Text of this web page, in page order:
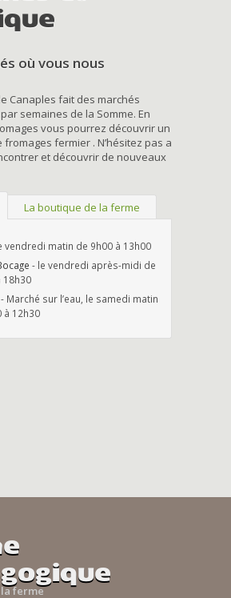
où vous nous
Canaples fait des marchés
semaines de la Somme. En
vous pourrez découvrir un
fermier . N’hésitez pas a
et découvrir de nouveaux
La boutique de la ferme
vendredi matin de 9h00 à 13h00
- le vendredi après-midi de
18h30
- Marché sur l’eau, le samedi matin
à 12h30
ferme